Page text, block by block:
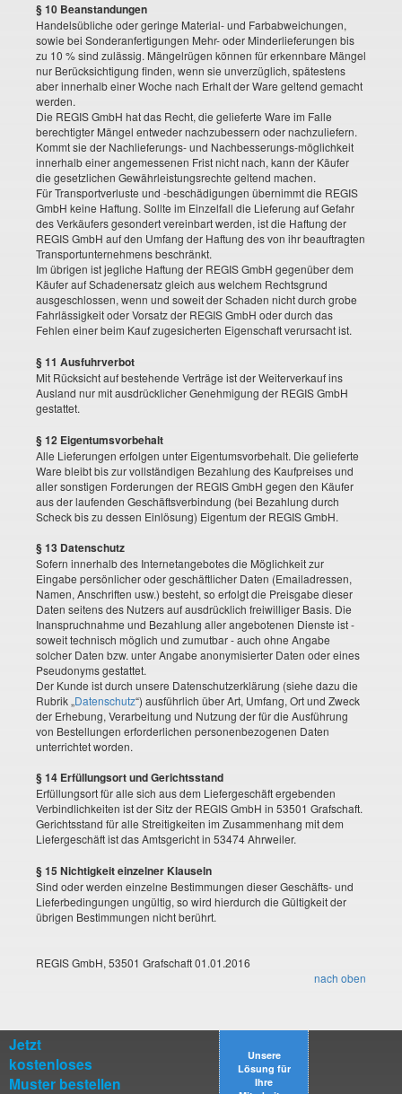
§ 10 Beanstandungen
Handelsübliche oder geringe Material- und Farbabweichungen,
sowie bei Sonderanfertigungen Mehr- oder Minderlieferungen bis
zu 10 % sind zulässig. Mängelrügen können für erkennbare Mängel
nur Berücksichtigung finden, wenn sie unverzüglich, spätestens
aber innerhalb einer Woche nach Erhalt der Ware geltend gemacht
werden.
Die REGIS GmbH hat das Recht, die gelieferte Ware im Falle
berechtigter Mängel entweder nachzubessern oder nachzuliefern.
Kommt sie der Nachlieferungs- und Nachbesserungs-möglichkeit
innerhalb einer angemessenen Frist nicht nach, kann der Käufer
die gesetzlichen Gewährleistungsrechte geltend machen.
Für Transportverluste und -beschädigungen übernimmt die REGIS
GmbH keine Haftung. Sollte im Einzelfall die Lieferung auf Gefahr
des Verkäufers gesondert vereinbart werden, ist die Haftung der
REGIS GmbH auf den Umfang der Haftung des von ihr beauftragten
Transportunternehmens beschränkt.
Im übrigen ist jegliche Haftung der REGIS GmbH gegenüber dem
Käufer auf Schadenersatz gleich aus welchem Rechtsgrund
ausgeschlossen, wenn und soweit der Schaden nicht durch grobe
Fahrlässigkeit oder Vorsatz der REGIS GmbH oder durch das
Fehlen einer beim Kauf zugesicherten Eigenschaft verursacht ist.
§ 11 Ausfuhrverbot
Mit Rücksicht auf bestehende Verträge ist der Weiterverkauf ins
Ausland nur mit ausdrücklicher Genehmigung der REGIS GmbH
gestattet.
§ 12 Eigentumsvorbehalt
Alle Lieferungen erfolgen unter Eigentumsvorbehalt. Die gelieferte
Ware bleibt bis zur vollständigen Bezahlung des Kaufpreises und
aller sonstigen Forderungen der REGIS GmbH gegen den Käufer
aus der laufenden Geschäftsverbindung (bei Bezahlung durch
Scheck bis zu dessen Einlösung) Eigentum der REGIS GmbH.
§ 13 Datenschutz
Sofern innerhalb des Internetangebotes die Möglichkeit zur
Eingabe persönlicher oder geschäftlicher Daten (Emailadressen,
Namen, Anschriften usw.) besteht, so erfolgt die Preisgabe dieser
Daten seitens des Nutzers auf ausdrücklich freiwilliger Basis. Die
Inanspruchnahme und Bezahlung aller angebotenen Dienste ist -
soweit technisch möglich und zumutbar - auch ohne Angabe
solcher Daten bzw. unter Angabe anonymisierter Daten oder eines
Pseudonyms gestattet.
Der Kunde ist durch unsere Datenschutzerklärung (siehe dazu die
Rubrik „Datenschutz“) ausführlich über Art, Umfang, Ort und Zweck
der Erhebung, Verarbeitung und Nutzung der für die Ausführung
von Bestellungen erforderlichen personenbezogenen Daten
unterrichtet worden.
§ 14 Erfüllungsort und Gerichtsstand
Erfüllungsort für alle sich aus dem Liefergeschäft ergebenden
Verbindlichkeiten ist der Sitz der REGIS GmbH in 53501 Grafschaft.
Gerichtsstand für alle Streitigkeiten im Zusammenhang mit dem
Liefergeschäft ist das Amtsgericht in 53474 Ahrweiler.
§ 15 Nichtigkeit einzelner Klauseln
Sind oder werden einzelne Bestimmungen dieser Geschäfts- und
Lieferbedingungen ungültig, so wird hierdurch die Gültigkeit der
übrigen Bestimmungen nicht berührt.
REGIS GmbH, 53501 Grafschaft 01.01.2016
nach oben
Jetzt
kostenloses
Muster bestellen
Unsere
Lösung für
Ihre